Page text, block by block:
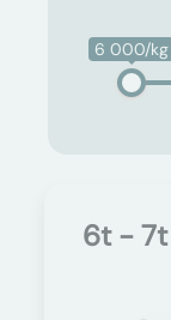
6 000/kg
6t - 7t